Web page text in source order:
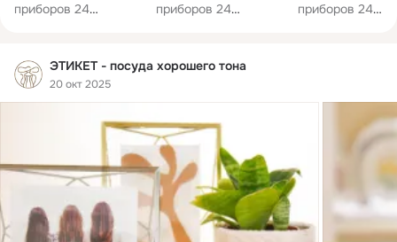
приборов 24
Bright, Robert Welch
приборов 24
Robert Welch
приборов 24
ЭТИКЕТ - посуда хорошего тона
20 окт 2025